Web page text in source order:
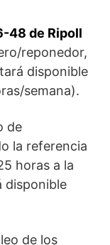
48 de Ripoll
reponedor,
disponible
semana).
de
la referencia
horas a la
disponible
de los